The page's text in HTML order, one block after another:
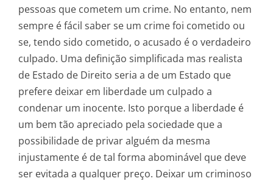
pessoas que cometem um crime. No entanto, nem
sempre é fácil saber se um crime foi cometido ou
se, tendo sido cometido, o acusado é o verdadeiro
culpado. Uma definição simplificada mas realista
de Estado de Direito seria a de um Estado que
prefere deixar em liberdade um culpado a
condenar um inocente. Isto porque a liberdade é
um bem tão apreciado pela sociedade que a
possibilidade de privar alguém da mesma
injustamente é de tal forma abominável que deve
ser evitada a qualquer preço. Deixar um criminoso